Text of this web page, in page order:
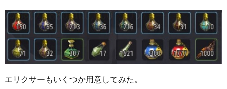
エリクサーもいくつか用意してみた。